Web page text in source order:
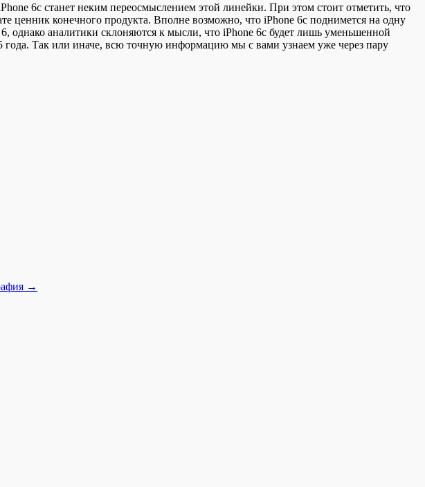
6c станет неким переосмыслением этой линейки. При этом стоит отметить, что
ценник конечного продукта. Вполне возможно, что iPhone 6c поднимется на одну
однако аналитики склоняются к мысли, что iPhone 6c будет лишь уменьшенной
Так или иначе, всю точную информацию мы с вами узнаем уже через пару
→